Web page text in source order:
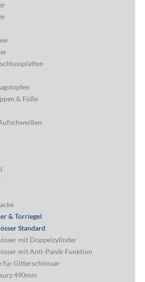
& Füße
& Torriegel
Standard
mit Doppelzylinder
mit Anti-Panik-Funktion
für Gitterschlösser
490mm